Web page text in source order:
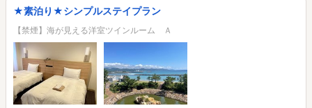
★素泊り★シンプルステイプラン
【禁煙】海が見える洋室ツインルーム Ａ